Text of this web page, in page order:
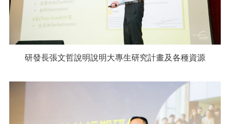
研發長張文哲說明說明大專生研究計畫及各種資源